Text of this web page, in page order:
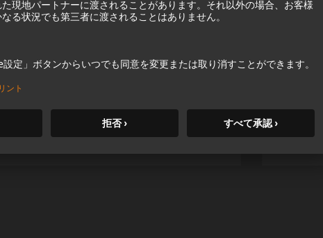
KH 120 II
ターは、より深い低音域、より高
い解像度、DSPパワーで新たなレ
ベルに引き上げられました。
モ